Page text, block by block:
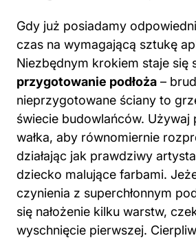
Gdy już posiadamy
czas na wymagającą sztukę
Niezbędnym krokiem staje się
przygotowanie podłoża –
nieprzygotowane ściany to
świecie budowlańców. Używaj
wałka, aby równomiernie
działając jak prawdziwy
dziecko malujące farbami.
czynienia z superchłonnym
się nałożenie kilku warstw,
wyschnięcie pierwszej.